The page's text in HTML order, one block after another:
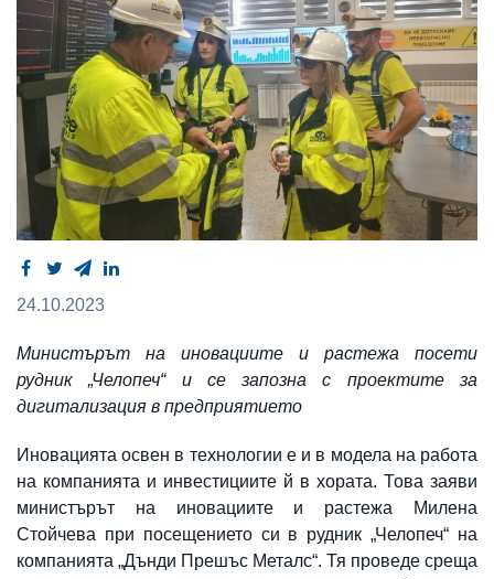
24.10.2023
Министърът на иновациите и растежа посети
рудник „Челопеч“ и се запозна с проектите за
дигитализация в предприятието
Иновацията освен в технологии е и в модела на работа
на компанията и инвестициите й в хората. Това заяви
министърът на иновациите и растежа Милена
Стойчева при посещението си в рудник „Челопеч“ на
компанията „Дънди Прешъс Металс“. Тя проведе среща